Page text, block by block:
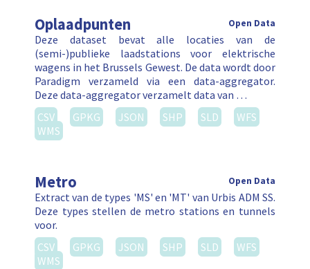
Oplaadpunten Open Data
Deze dataset bevat alle locaties van de
(semi-)publieke laadstations voor elektrische
wagens in het Brussels Gewest. De data wordt door
Paradigm verzameld via een data-aggregator.
Deze data-aggregator verzamelt data van …
CSV
GPKG JSON SHP SLD
WFS
WMS
Metro Open Data
Extract van de types 'MS' en 'MT' van Urbis ADM SS.
Deze types stellen de metro stations en tunnels
voor.
CSV
GPKG JSON SHP SLD
WFS
WMS